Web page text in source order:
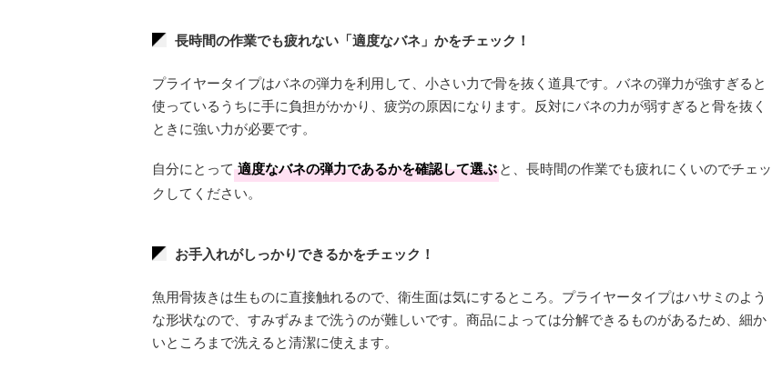
長時間の作業でも疲れない「適度なバネ」かをチェック！
プライヤータイプはバネの弾力を利用して、小さい力で骨を抜く道具です。バネの弾力が強すぎると
使っているうちに手に負担がかかり、疲労の原因になります。反対にバネの力が弱すぎると骨を抜く
ときに強い力が必要です。
自分にとって 適度なバネの弾力であるかを確認して選ぶと、長時間の作業でも疲れにくいのでチェッ
クしてください。
お手入れがしっかりできるかをチェック！
魚用骨抜きは生ものに直接触れるので、衛生面は気にするところ。プライヤータイプはハサミのよう
な形状なので、すみずみまで洗うのが難しいです。商品によっては分解できるものがあるため、細か
いところまで洗えると清潔に使えます。